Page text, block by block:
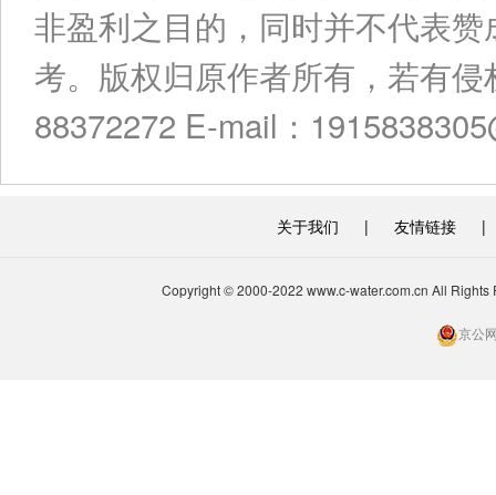
非盈利之目的，同时并不代表
考。版权归原作者所有，若有
88372272 E-mail：
关于我们 | 友情链接 |
Copyright © 2000-2022 www.c-water.com.cn All
京公